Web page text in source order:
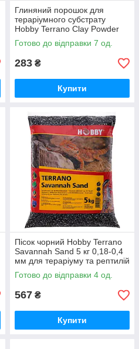
Глиняний порошок для
тераріумного субстрату
Hobby Terrano Clay Powder
white 1,3 кг (33214)
Готово до відправки 7 од.
283 ₴
Купити
Пісок чорний Hobby Terrano
Savannah Sand 5 кг 0,18-0,4
мм для тераріуму та рептилій
(33220)
Готово до відправки 4 од.
567 ₴
Купити